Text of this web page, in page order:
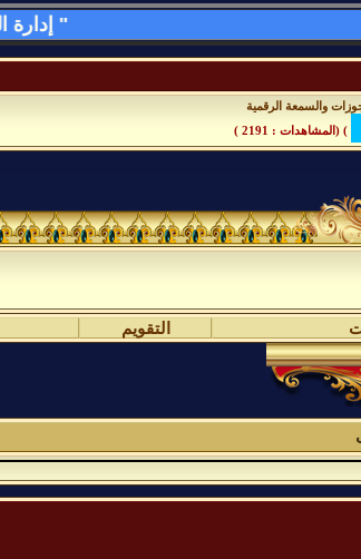
والسمعة الرقمية
) (المشاهدات : 2191 )
التقويم